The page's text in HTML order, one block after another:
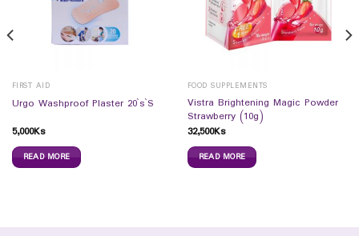
FIRST AID
Urgo Washproof Plaster 20`s`S
5,000Ks
READ MORE
FOOD SUPPLEMENTS
Vistra Brightening Magic Powder
Strawberry (10g)
32,500Ks
READ MORE